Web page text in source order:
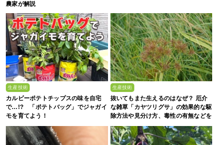
農家が解説
生産技術
カルビーポテトチップスの味を自宅
で…!? 「ポテトバッグ」でジャガイ
モを育てよう！
生産技術
抜いてもまた生えるのはなぜ？ 厄介
な雑草「カヤツリグサ」の効果的な駆
除方法や見分け方、毒性の有無などを
農家が解説